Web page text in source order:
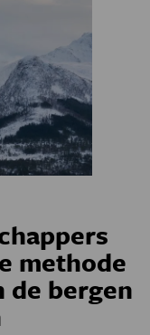
methode
de bergen